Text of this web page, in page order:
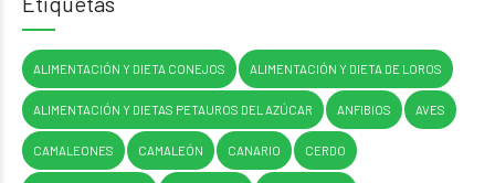
ALIMENTACIÓN Y DIETA CONEJOS ALIMENTACIÓN Y DIETA DE LOROS
ALIMENTACIÓN Y DIETAS PETAUROS DEL AZÚCAR ANFIBIOS AVES
CAMALEONES CAMALEÓN CANARIO CERDO